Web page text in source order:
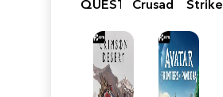
QUEST
Reimagined
Crusader:
Edition
Strike